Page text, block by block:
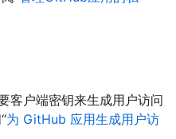
客户端密钥来生成用户访问
为 GitHub 应用生成用户访